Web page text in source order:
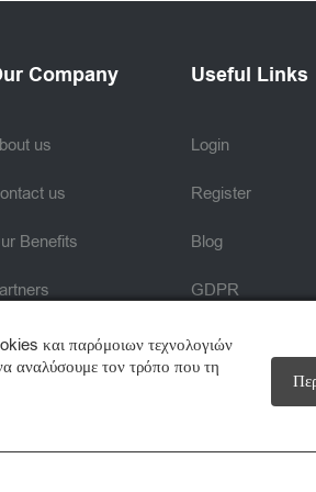
Company
us
us
Benefits
Centers
Useful Links
Login
Register
Blog
GDPR
Careers
και παρόμοιων τεχνολογιών
αναλύσουμε τον τρόπο που τη